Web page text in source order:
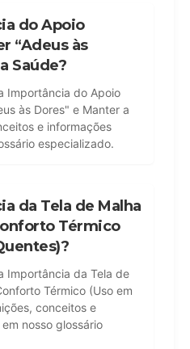
do Apoio
“Adeus às
Saúde?
Importância do Apoio
às Dores" e Manter a
e informações
especializado.
da Tela de Malha
Térmico
Importância da Tela de
Térmico (Uso em
conceitos e
nosso glossário